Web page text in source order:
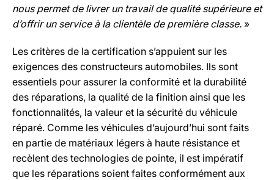
nous permet de livrer un travail de qualité supérieure et
d’offrir un service à la clientèle de première classe. »
Les critères de la certification s’appuient sur les
exigences des constructeurs automobiles. Ils sont
essentiels pour assurer la conformité et la durabilité
des réparations, la qualité de la finition ainsi que les
fonctionnalités, la valeur et la sécurité du véhicule
réparé. Comme les véhicules d’aujourd’hui sont faits
en partie de matériaux légers à haute résistance et
recèlent des technologies de pointe, il est impératif
que les réparations soient faites conformément aux